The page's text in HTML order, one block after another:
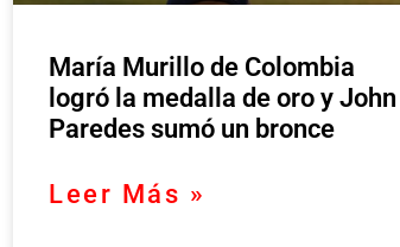
María Murillo de Colombia
logró la medalla de oro y John
Paredes sumó un bronce
Leer Más »